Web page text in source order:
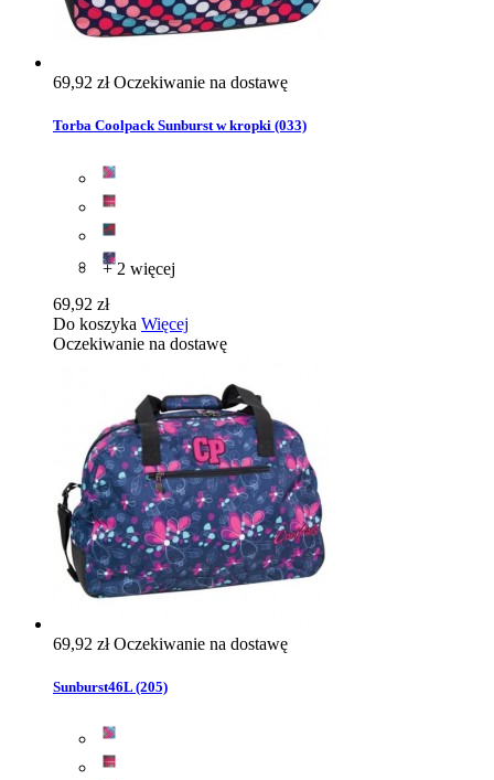
69,92 złOczekiwanie na dostawę
Torba Coolpack Sunburst w kropki (033)
+ 2 więcej
69,92 zł
Do koszyka Więcej
Oczekiwanie na dostawę
69,92 złOczekiwanie na dostawę
Sunburst46L (205)